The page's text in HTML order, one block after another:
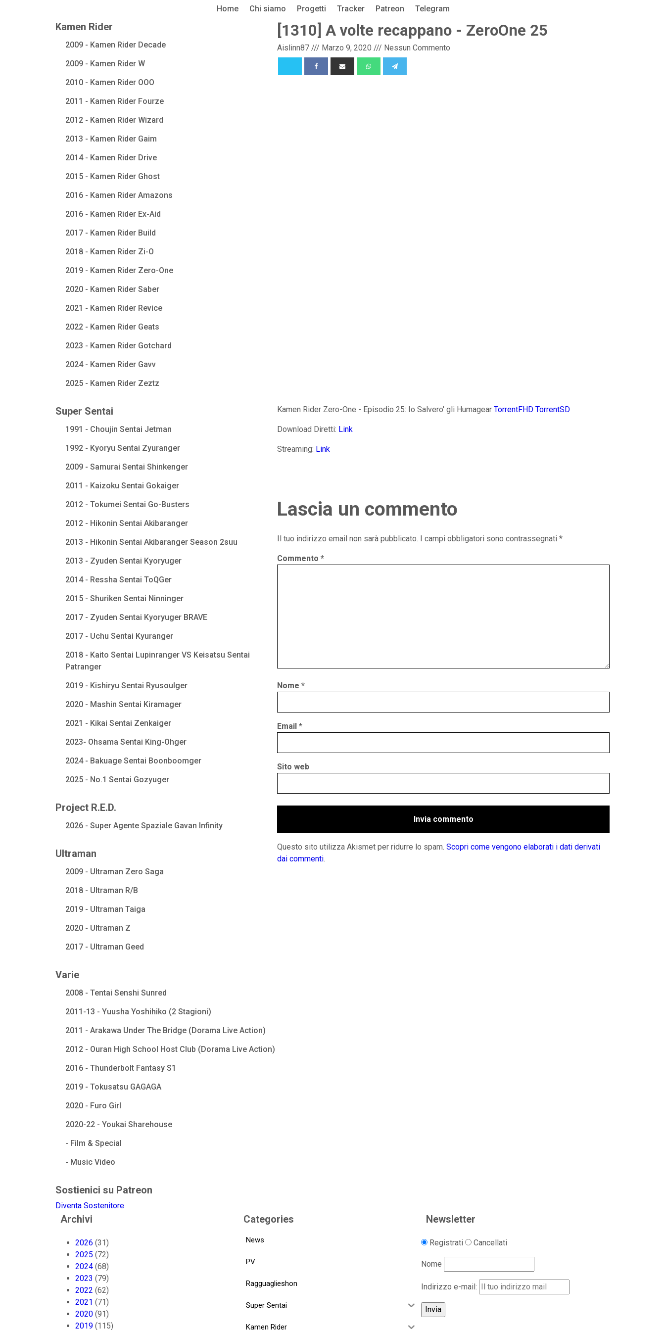
Home Chi siamo Progetti Tracker Patreon Telegram
Kamen Rider
2009 - Kamen Rider Decade
2009 - Kamen Rider W
2010 - Kamen Rider OOO
2011 - Kamen Rider Fourze
2012 - Kamen Rider Wizard
2013 - Kamen Rider Gaim
2014 - Kamen Rider Drive
2015 - Kamen Rider Ghost
2016 - Kamen Rider Amazons
2016 - Kamen Rider Ex-Aid
2017 - Kamen Rider Build
2018 - Kamen Rider Zi-O
2019 - Kamen Rider Zero-One
2020 - Kamen Rider Saber
2021 - Kamen Rider Revice
2022 - Kamen Rider Geats
2023 - Kamen Rider Gotchard
2024 - Kamen Rider Gavv
2025 - Kamen Rider Zeztz
Super Sentai
1991 - Choujin Sentai Jetman
1992 - Kyoryu Sentai Zyuranger
2009 - Samurai Sentai Shinkenger
2011 - Kaizoku Sentai Gokaiger
2012 - Tokumei Sentai Go-Busters
2012 - Hikonin Sentai Akibaranger
2013 - Hikonin Sentai Akibaranger Season 2suu
2013 - Zyuden Sentai Kyoryuger
2014 - Ressha Sentai ToQGer
2015 - Shuriken Sentai Ninninger
2017 - Zyuden Sentai Kyoryuger BRAVE
2017 - Uchu Sentai Kyuranger
2018 - Kaito Sentai Lupinranger VS Keisatsu Sentai
Patranger
2019 - Kishiryu Sentai Ryusoulger
2020 - Mashin Sentai Kiramager
2021 - Kikai Sentai Zenkaiger
2023- Ohsama Sentai King-Ohger
2024 - Bakuage Sentai Boonboomger
2025 - No.1 Sentai Gozyuger
Project R.E.D.
2026 - Super Agente Spaziale Gavan Infinity
Ultraman
2009 - Ultraman Zero Saga
2018 - Ultraman R/B
2019 - Ultraman Taiga
2020 - Ultraman Z
2017 - Ultraman Geed
Varie
2008 - Tentai Senshi Sunred
2011-13 - Yuusha Yoshihiko (2 Stagioni)
2011 - Arakawa Under The Bridge (Dorama Live Action)
2012 - Ouran High School Host Club (Dorama Live Action)
2016 - Thunderbolt Fantasy S1
2019 - Tokusatsu GAGAGA
2020 - Furo Girl
2020-22 - Youkai Sharehouse
- Film & Special
- Music Video
Sostienici su Patreon
Diventa Sostenitore
[1310] A volte recappano - ZeroOne 25
Aislinn87 /// Marzo 9, 2020 /// Nessun Commento
Kamen Rider Zero-One - Episodio 25: Io Salvero' gli Humagear TorrentFHD TorrentSD
Download Diretti: Link
Streaming: Link
Lascia un commento
Il tuo indirizzo email non sarà pubblicato. I campi obbligatori sono contrassegnati *
Commento *
Nome *
Email *
Sito web
Questo sito utilizza Akismet per ridurre lo spam. Scopri come vengono elaborati i dati derivati
dai commenti.
Archivi
2026 (31)
2025 (72)
2024 (68)
2023 (79)
2022 (62)
2021 (71)
2020 (91)
2019 (115)
Categories
News
PV
Ragguaglieshon
Super Sentai
Kamen Rider
Newsletter
Registrati Cancellati
Nome
Indirizzo e-mail: